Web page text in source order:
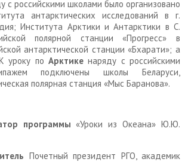
с российскими школами было организовано
антарктических исследований в г.
Института Арктики и Антарктики в С.
полярной станции «Прогресс» в
антарктической станции «Бхарати»; а
уроку по Арктикенаряду с российскими
подключены школы Беларуси,
полярная станция «Мыс Баранова».
программы «Уроки из Океана» Ю.Ю.
Почетный президент РГО, академик